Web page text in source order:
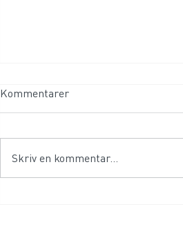
Kommentarer
Skriv en kommentar...